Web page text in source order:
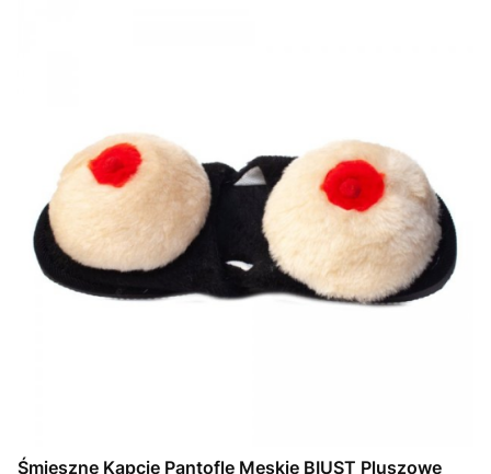
Śmieszne Kapcie Pantofle Męskie BIUST Pluszowe